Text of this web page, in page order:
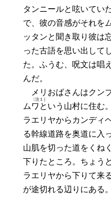
タンニールと呟いてい
で、彼の音感がそれを
ッタンと聞き取り彼は
った古語を思い出して
た。ふうむ、呪文は唱
んだ。
メリおばさんはクン
ム ワと
〔注１］
いう山村に住む
ラエリヤからカンディ
る幹線道路を奥道に入っ
山肌を切った道をくね
下りたところ。ちょう
ラエリヤから下りて来
が途切れる辺りにある。